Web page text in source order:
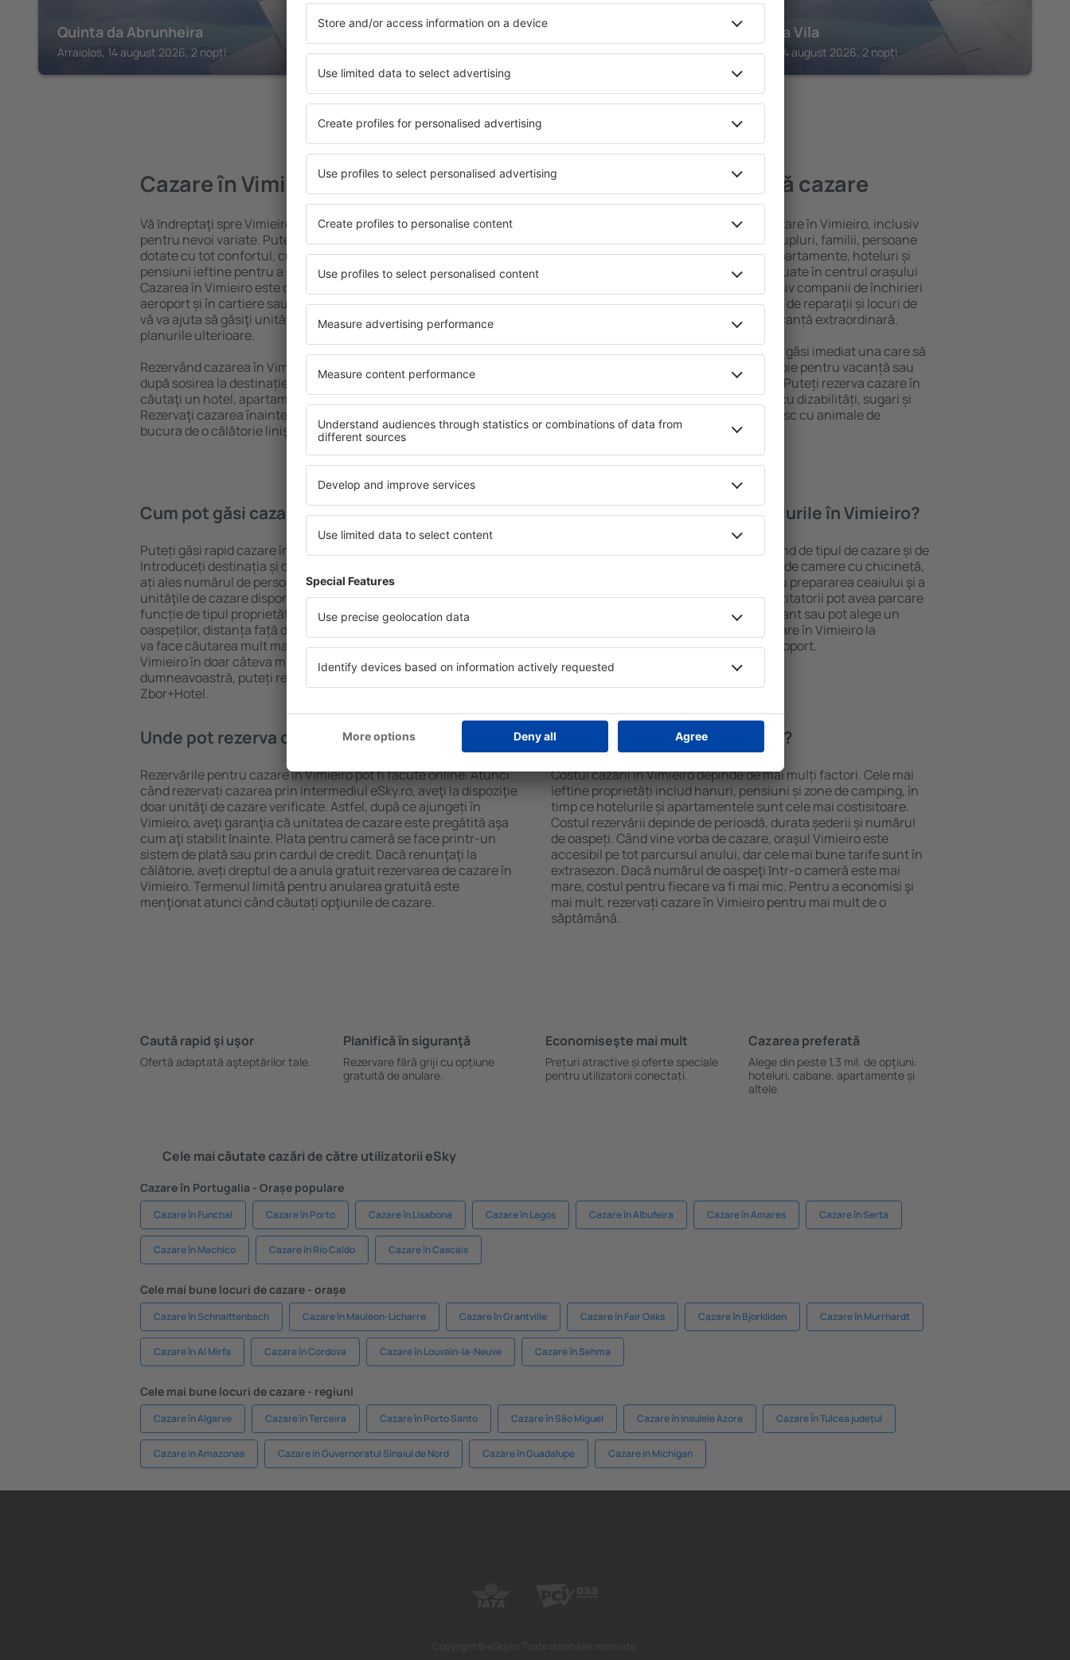
Quinta da Abrunheira
Arraiolos, 14 august 2026, 2 nopți
Casa Almeida
Arraiolos, 14 august 2026, 2 nopți
Casas da Vila
Arraiolos, 14 august 2026, 2 nopți
Vedeţi mai multe oferte în Vimieiro
Cazare în Vimieiro
Vă ȋndreptaţi spre Vimieiro? Găsiți cazare pentru fiecare buget şi
pentru nevoi variate. Puteți beneficia de proprietăți spațioase,
dotate cu tot confortul, cu numeroase facilități, precum și de
pensiuni ieftine pentru a sta câteva zile în timpul unui city break.
Cazarea în Vimieiro este disponibilă în centrul orașului, lângă
aeroport și în cartiere sau regiuni mai puțin populare. Acest lucru
vă va ajuta să găsiţi unităţi de cazare în funcție de nevoi și de
planurile ulterioare.
Rezervând cazarea în Vimieiro mai devreme, aveți garanţia că
după sosirea la destinație vă puteţi relaxa, fără a fi nevoie să
căutaţi un hotel, apartament sau altă unitate de cazare.
Rezervaţi cazarea înainte de călătoria spre Vimieiro și vă veţi
bucura de o călătorie liniştită.
Vimieiro – cea mai bună cazare
Puteți alege dintr-o ofertă variată de cazare în Vimieiro, inclusiv
proprietăți pentru o singură persoană, cupluri, familii, persoane
ȋn vârstă și grupuri. Oaspeţii pot sta în apartamente, hoteluri și
pensiuni care oferă intimitate și sunt situate în centrul orașului
Vimieiro. Facilitățile din apropiere, inclusiv companii de închirieri
auto, transport public, magazine, centre de reparaţii și locuri de
relaxare sau distracţie, garantează o vacanță extraordinară.
Dacă doriţi cazare de lux în Vimieiro, veţi găsi imediat una care să
se potrivească. Veți găsi tot ce aveți nevoie pentru vacanță sau
călătoria de afaceri la destinația aleasă. Puteți rezerva cazare în
Vimieiro cu facilități pentru persoanele cu dizabilități, sugari și
copii, precum și pentru cei care călătoresc cu animale de
companie.
Cum pot găsi cazare în Vimieiro?
Puteți găsi rapid cazare în Vimieiro folosind un motor de căutare.
Introduceți destinația și datele de check-in și check-out. După ce
ați ales numărul de persoane, motorul de căutare va afișa
unităţile de cazare disponibile în Vimieiro. Filtrarea rezultatelor în
funcție de tipul proprietăţii, numărul de stele, evaluările
oaspeților, distanța față de centru și opțiunea de anulare gratuită
va face căutarea mult mai ușoară. Astfel veți putea găsi cazare în
Vimieiro în doar câteva minute. În funcție de nevoile
dumneavoastră, puteți rezerva doar cazare sau un pachet
Zbor+Hotel.
Ce fel de facilităţi oferă hotelurile în Vimieiro?
Facilitățile proprietăţilor în Vimieiro depind de tipul de cazare și de
numărul de stele. Oaspeții pot beneficia de camere cu chicinetă,
balcon, aer condiționat, ustensile pentru prepararea ceaiului şi a
cafelei, prosoape și acces la internet. Vizitatorii pot avea parcare
gratuită, pot comanda o masă la restaurant sau pot alege un
hotel cu piscină. În plus, pot rezerva cazare în Vimieiro la
proprietăți care oferă transport de la aeroport.
Unde pot rezerva cazare în Vimieiro?
Rezervările pentru cazare în Vimieiro pot fi făcute online. Atunci
când rezervați cazarea prin intermediul eSky.ro, aveţi la dispoziţie
doar unităţi de cazare verificate. Astfel, după ce ajungeți în
Vimieiro, aveţi garanţia că unitatea de cazare este pregătită aşa
cum aţi stabilit ȋnainte. Plata pentru cameră se face printr-un
sistem de plată sau prin cardul de credit. Dacă renunţaţi la
călătorie, aveți dreptul de a anula gratuit rezervarea de cazare în
Vimieiro. Termenul limită pentru anularea gratuită este
menţionat atunci când căutați opţiunile de cazare.
Cât costă cazarea în Vimieiro?
Costul cazării în Vimieiro depinde de mai mulți factori. Cele mai
ieftine proprietăți includ hanuri, pensiuni și zone de camping, în
timp ce hotelurile și apartamentele sunt cele mai costisitoare.
Costul rezervării depinde de perioadă, durata șederii și numărul
de oaspeți. Când vine vorba de cazare, oraşul Vimieiro este
accesibil pe tot parcursul anului, dar cele mai bune tarife sunt în
extrasezon. Dacă numărul de oaspeţi ȋntr-o cameră este mai
mare, costul pentru fiecare va fi mai mic. Pentru a economisi şi
mai mult, rezervați cazare în Vimieiro pentru mai mult de o
săptămână.
Caută rapid şi uşor
Ofertă adaptată aşteptărilor tale.
Planifică ȋn siguranţă
Rezervare fără griji cu opțiune
gratuită de anulare.
Economiseşte mai mult
Prețuri atractive și oferte speciale
pentru utilizatorii conectați.
Cazarea preferată
Alege din peste 1,3 mil. de opţiuni:
hoteluri, cabane, apartamente și
altele.
Cele mai căutate cazări de către utilizatorii eSky
Cazare în Portugalia - Orașe populare
Cazare în Funchal Cazare în Porto Cazare în Lisabona Cazare în Lagos Cazare în Albufeira Cazare în Amares Cazare în Serta
Cazare în Machico Cazare în Rio Caldo Cazare în Cascais
Cele mai bune locuri de cazare - orașe
Cazare în Schnaittenbach Cazare în Mauleon-Licharre Cazare în Grantville Cazare în Fair Oaks Cazare în Bjorkliden Cazare în Murrhardt
Cazare în Al Mirfa Cazare în Cordova Cazare în Louvain-la-Neuve Cazare în Sehma
Cele mai bune locuri de cazare - regiuni
Cazare în Algarve Cazare în Terceira Cazare în Porto Santo Cazare în São Miguel Cazare în Insulele Azore Cazare În Tulcea județul
Cazare in Amazonas Cazare in Guvernoratul Sinaiul de Nord Cazare în Guadalupe Cazare in Michigan
Copyright © eSky.ro. Toate drepturile rezervate.